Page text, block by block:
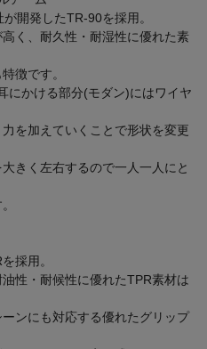
開発したTR-90を採用。
く、耐久性・耐湿性に優れた素
徴です。
にかける部分(モダン)にはワイヤ
を加えていくことで形状を変更
きく左右するので一人一人にと
採用。
性・耐候性に優れたTPR素材は
ンにも対応する優れたグリップ